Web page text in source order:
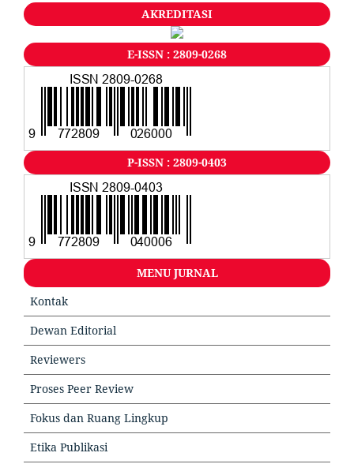
AKREDITASI
E-ISSN : 2809-0268
P-ISSN : 2809-0403
MENU JURNAL
Kontak
Dewan Editorial
Reviewers
Proses Peer Review
Fokus dan Ruang Lingkup
Etika Publikasi